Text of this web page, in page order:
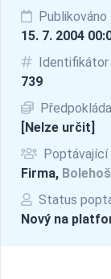
Publikováno
15. 7. 2004
Identifikátor
739
[Nelze určit]
Poptávající
Firma,
Status
Nový na